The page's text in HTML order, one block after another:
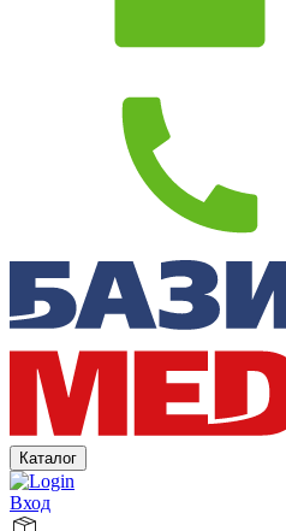
Каталог
Вход